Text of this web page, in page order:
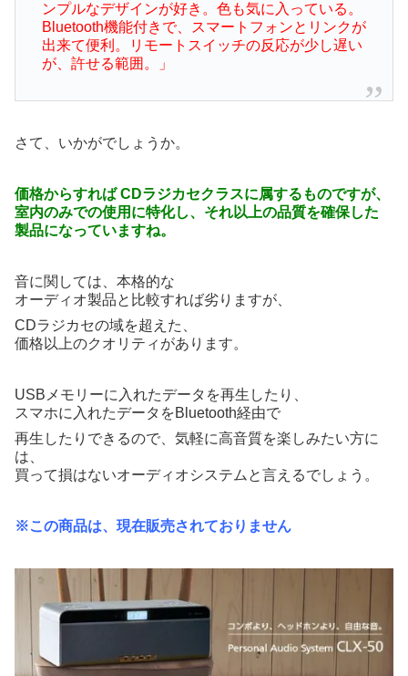
ンプルなデザインが好き。色も気に入っている。
Bluetooth機能付きで、スマートフォンとリンクが
出来て便利。リモートスイッチの反応が少し遅い
が、許せる範囲。」
さて、いかがでしょうか。
価格からすれば CDラジカセクラスに属するものですが、
室内のみでの使用に特化し、それ以上の品質を確保した
製品になっていますね。
音に関しては、本格的な
オーディオ製品と比較すれば劣りますが、
CDラジカセの域を超えた、
価格以上のクオリティがあります。
USBメモリーに入れたデータを再生したり、
スマホに入れたデータをBluetooth経由で
再生したりできるので、気軽に高音質を楽しみたい方に
は、
買って損はないオーディオシステムと言えるでしょう。
※この商品は、現在販売されておりません